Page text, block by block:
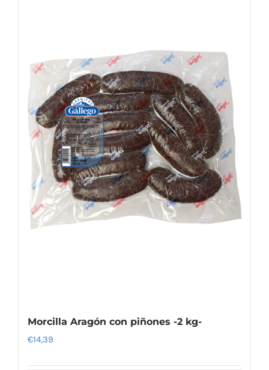
Morcilla Aragón con piñones -2 kg-
€14,39